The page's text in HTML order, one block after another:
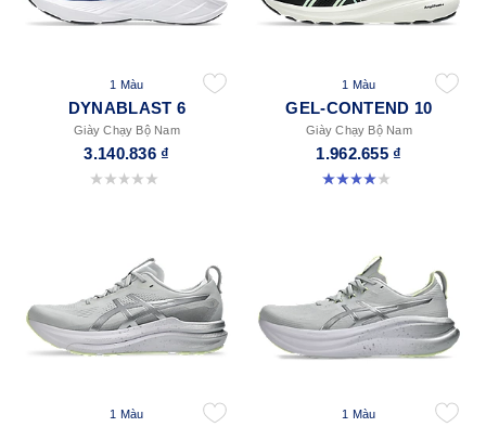
1 Màu
DYNABLAST 6
Giày Chạy Bộ Nam
3.140.836 ₫
0.0 trong số 5 sao.
1 Màu
GEL-CONTEND 10
Giày Chạy Bộ Nam
1.962.655 ₫
4.0 trong số 5 sao. 2 đánh giá
1 Màu 1 Màu